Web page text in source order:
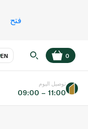
فتح
EN
عر
0
توصيل اليوم
09:00 – 11:00